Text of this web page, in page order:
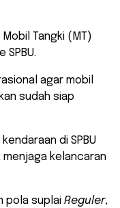
Tangki (MT)
agar mobil
sudah siap
di SPBU
kelancaran
pola suplai Reguler,